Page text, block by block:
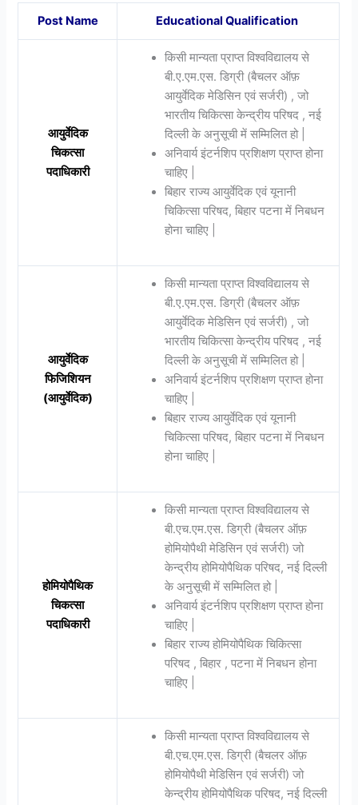
Post Name
Educational Qualification
आयुर्वेदिक
चिकत्सा
पदाधिकारी
किसी मान्यता प्राप्त विश्वविद्यालय से
बी.ए.एम.एस. डिग्री (बैचलर ऑफ़
आयुर्वेदिक मेडिसिन एवं सर्जरी) , जो
भारतीय चिकित्सा केन्द्रीय परिषद , नई
दिल्ली के अनुसूची में सम्मिलित हो |
अनिवार्य इंटर्नशिप प्रशिक्षण प्राप्त होना
चाहिए |
बिहार राज्य आयुर्वेदिक एवं यूनानी
चिकित्सा परिषद, बिहार पटना में निबधन
होना चाहिए |
आयुर्वेदिक
फिजिशियन
(आयुर्वेदिक)
किसी मान्यता प्राप्त विश्वविद्यालय से
बी.ए.एम.एस. डिग्री (बैचलर ऑफ़
आयुर्वेदिक मेडिसिन एवं सर्जरी) , जो
भारतीय चिकित्सा केन्द्रीय परिषद , नई
दिल्ली के अनुसूची में सम्मिलित हो |
अनिवार्य इंटर्नशिप प्रशिक्षण प्राप्त होना
चाहिए |
बिहार राज्य आयुर्वेदिक एवं यूनानी
चिकित्सा परिषद, बिहार पटना में निबधन
होना चाहिए |
होमियोपैथिक
चिकत्सा
पदाधिकारी
किसी मान्यता प्राप्त विश्वविद्यालय से
बी.एच.एम.एस. डिग्री (बैचलर ऑफ़
होमियोपैथी मेडिसिन एवं सर्जरी) जो
केन्द्रीय होमियोपैथिक परिषद, नई दिल्ली
के अनुसूची में सम्मिलित हो |
अनिवार्य इंटर्नशिप प्रशिक्षण प्राप्त होना
चाहिए |
बिहार राज्य होमियोपैथिक चिकित्सा
परिषद , बिहार , पटना में निबधन होना
चाहिए |
किसी मान्यता प्राप्त विश्वविद्यालय से
बी.एच.एम.एस. डिग्री (बैचलर ऑफ़
होमियोपैथी मेडिसिन एवं सर्जरी) जो
केन्द्रीय होमियोपैथिक परिषद, नई दिल्ली